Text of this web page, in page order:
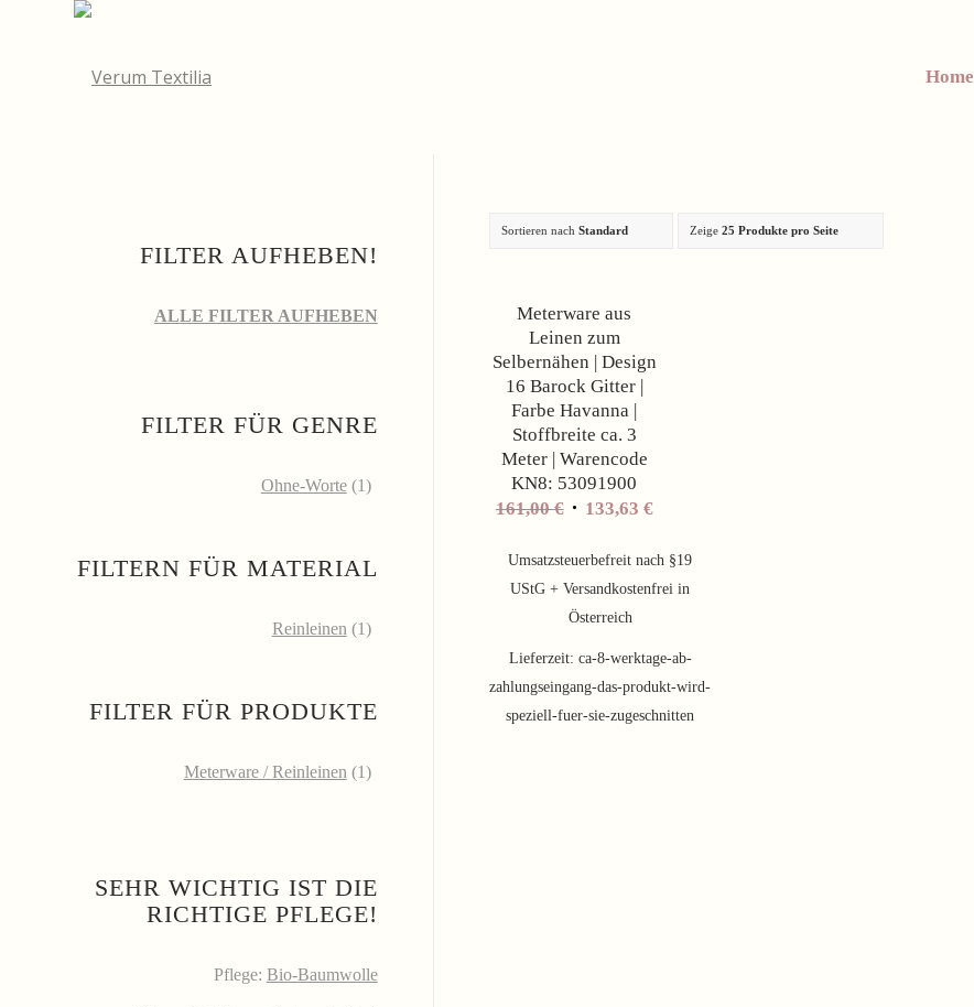
Home
Sortieren nach Standard Zeige 25 Produkte pro Seite
Meterware aus
Leinen zum
Selbernähen | Design
16 Barock Gitter |
Farbe Havanna |
Stoffbreite ca. 3
Meter | Warencode
KN8: 53091900
161,00€ Ursprünglicher
war:
161,00 €
133,63 €Aktueller
ist:
133,63 €.
Umsatzsteuerbefreit nach §19
UStG + Versandkostenfrei in
Österreich
Lieferzeit: ca-8-werktage-ab-
zahlungseingang-das-produkt-wird-
speziell-fuer-sie-zugeschnitten
FILTER AUFHEBEN!
ALLE FILTER AUFHEBEN
FILTER FÜR GENRE
Ohne-Worte (1)
FILTERN FÜR MATERIAL
Reinleinen (1)
FILTER FÜR PRODUKTE
Meterware / Reinleinen (1)
SEHR WICHTIG IST DIE
RICHTIGE PFLEGE!
Pflege: Bio-Baumwolle